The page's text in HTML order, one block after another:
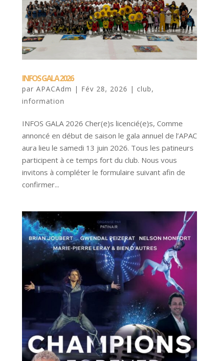
INFOS GALA 2026
par APACAdm | Fév 28, 2026 | club,
information
INFOS GALA 2026 Cher(e)s licencié(e)s, Comme
annoncé en début de saison le gala annuel de l’APAC
aura lieu le samedi 13 juin 2026. Tous les patineurs
participent à ce temps fort du club. Nous vous
invitons à compléter le formulaire suivant afin de
confirmer...